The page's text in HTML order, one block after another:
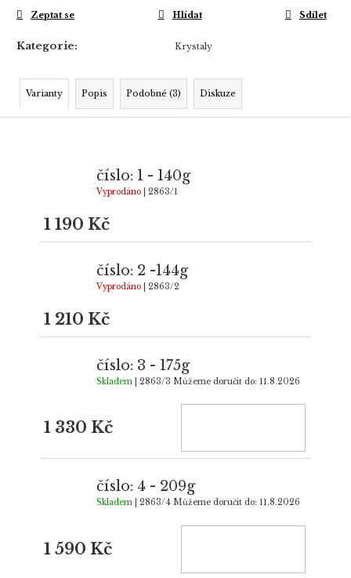
Kategorie: Krystaly
Zeptat se Hlídat Sdílet
Varianty Popis Podobné (3) Diskuze
číslo: 1 - 140g
Vyprodáno | 2863/1
1 190 Kč
číslo: 2 -144g
Vyprodáno | 2863/2
1 210 Kč
číslo: 3 - 175g
Skladem | 2863/3 Můžeme doručit do: 11.8.2026
1 330 Kč
číslo: 4 - 209g
Skladem | 2863/4 Můžeme doručit do: 11.8.2026
1 590 Kč